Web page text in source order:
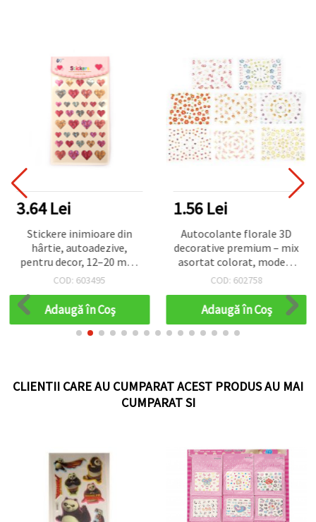
3.64 Lei
Stickere inimioare din
hârtie, autoadezive,
pentru decor, 12–20 mm,
culori asortate cu efect
COD: 603495
Adaugă în Coş
1.56 Lei
Autocolante florale 3D
decorative premium – mix
asortat colorat, modele
autoadezive pentru
proiecte DIY și decorul
casei
COD: 602758
Adaugă în Coş
CLIENTII CARE AU CUMPARAT ACEST PRODUS AU MAI
CUMPARAT SI